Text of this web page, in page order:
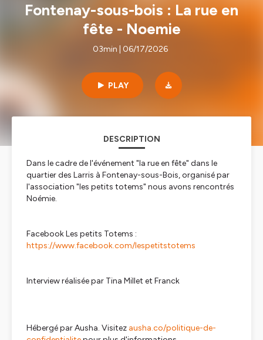
Fontenay-sous-bois : La rue en
fête - Noemie
03min | 06/17/2026
PLAY
DESCRIPTION
Dans le cadre de l'événement "la rue en fête" dans le
quartier des Larris à Fontenay-sous-Bois, organisé par
l'association "les petits totems" nous avons rencontrés
Noémie.
Facebook Les petits Totems :
https://www.facebook.com/lespetitstotems
Interview réalisée par Tina Millet et Franck
Hébergé par Ausha. Visitez ausha.co/politique-de-